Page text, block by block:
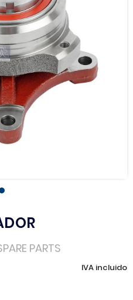
PARTS
IVA incluido